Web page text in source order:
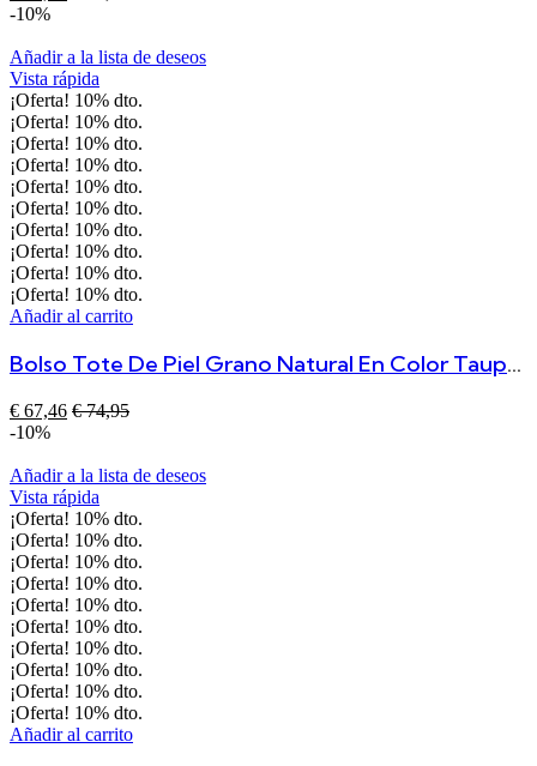
-10%
Añadir a la lista de deseos
Vista rápida
¡Oferta! 10% dto.
¡Oferta! 10% dto.
¡Oferta! 10% dto.
¡Oferta! 10% dto.
¡Oferta! 10% dto.
¡Oferta! 10% dto.
¡Oferta! 10% dto.
¡Oferta! 10% dto.
¡Oferta! 10% dto.
¡Oferta! 10% dto.
Añadir al carrito
Bolso Tote De Piel Grano Natural En Color Taupe – Asa De Mano Y Correa Ajustable
€ 67,46 €74,95
-10%
Añadir a la lista de deseos
Vista rápida
¡Oferta! 10% dto.
¡Oferta! 10% dto.
¡Oferta! 10% dto.
¡Oferta! 10% dto.
¡Oferta! 10% dto.
¡Oferta! 10% dto.
¡Oferta! 10% dto.
¡Oferta! 10% dto.
¡Oferta! 10% dto.
¡Oferta! 10% dto.
Añadir al carrito